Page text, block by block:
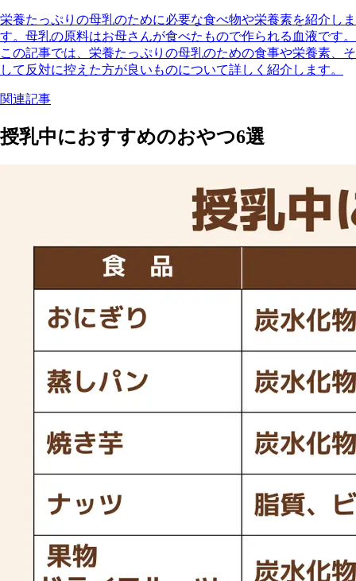
栄養たっぷりの母乳のために必要な食べ物や栄養素を紹介しま
す。母乳の原料はお母さんが食べたもので作られる血液です。
この記事では、栄養たっぷりの母乳のための食事や栄養素、そ
して反対に控えた方が良いものについて詳しく紹介します。
関連記事
授乳中におすすめのおやつ6選